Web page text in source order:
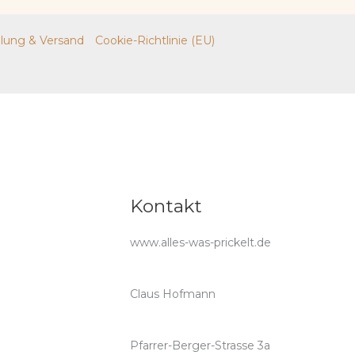
& Versand Cookie-Richtlinie (EU)
Kontakt
www.alles-was-prickelt.de
Claus Hofmann
Pfarrer-Berger-Strasse 3a